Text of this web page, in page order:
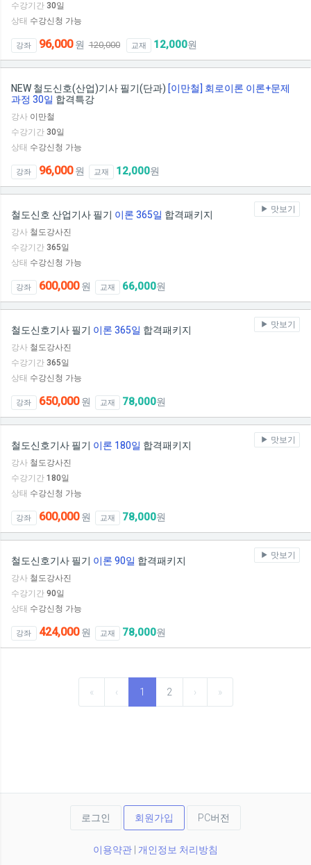
수강기간 30일
상태 수강신청 가능
강좌 96,000원120,000 교재 12,000원
NEW 철도신호(산업)기사 필기(단과) [이만철] 회로이론 이론+문제
과정 30일 합격특강
강사 이만철
수강기간 30일
상태 수강신청 가능
강좌 96,000원 교재 12,000원
맛보기
철도신호 산업기사 필기 이론 365일 합격패키지
강사 철도강사진
수강기간 365일
상태 수강신청 가능
강좌 600,000원 교재 66,000원
맛보기
철도신호기사 필기 이론 365일 합격패키지
강사 철도강사진
수강기간 365일
상태 수강신청 가능
강좌 650,000원 교재 78,000원
맛보기
철도신호기사 필기 이론 180일 합격패키지
강사 철도강사진
수강기간 180일
상태 수강신청 가능
강좌 600,000원 교재 78,000원
맛보기
철도신호기사 필기 이론 90일 합격패키지
강사 철도강사진
수강기간 90일
상태 수강신청 가능
강좌 424,000원 교재 78,000원
« ‹ 1 2 › »
로그인 회원가입 PC버전
이용약관 개인정보 처리방침